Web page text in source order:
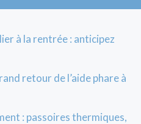
à la rentrée : anticipez
retour de l’aide phare à
: passoires thermiques,